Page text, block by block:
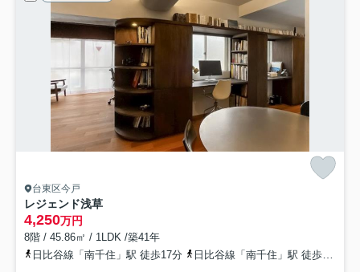
台東区今戸
レジェンド浅草
4,250万円
8階 / 45.86㎡ / 1LDK /築41年
日比谷線「南千住」駅 徒歩17分
日比谷線「南千住」駅 徒歩19分